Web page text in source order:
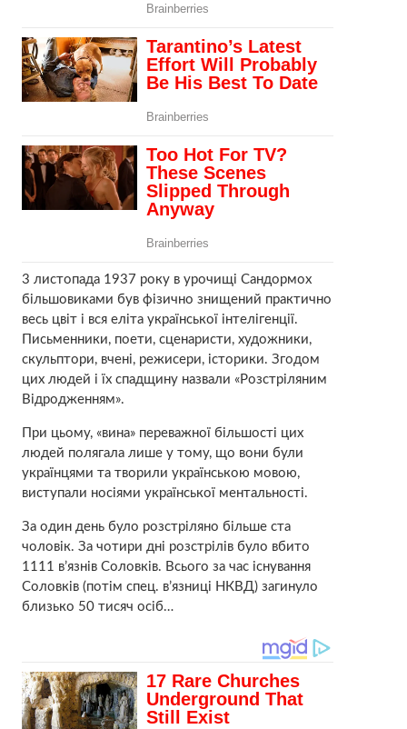
3 листопада 1937 року в урочищі Сандормох
більшовиками був фізично знищений практично
весь цвіт і вся еліта української інтелігенції.
Письменники, поети, сценаристи, художники,
скульптори, вчені, режисери, історики. Згодом
цих людей і їх спадщину назвали «Розстріляним
Відродженням».
При цьому, «вина» переважної більшості цих
людей полягала лише у тому, що вони були
українцями та творили українською мовою,
виступали носіями української ментальності.
За один день було розстріляно більше ста
чоловік. За чотири дні розстрілів було вбито
1111 в’язнів Соловків. Всього за час існування
Соловків (потім спец. в’язниці НКВД) загинуло
близько 50 тисяч осіб…